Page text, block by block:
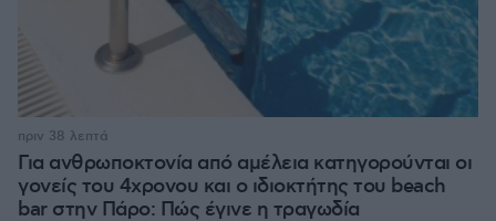
Για ανθρωποκτονία από αμέλεια κατηγορούνται οι
γονείς του 4χρονου και ο ιδιοκτήτης του beach
bar στην Πάρο: Πώς έγινε η τραγωδία
πριν 38 λεπτά